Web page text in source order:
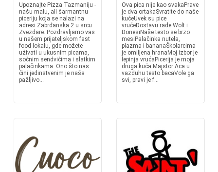
Upoznajte Pizza Tazmaniju -
našu malu, ali šarmantnu
piceriju koja se nalazi na
adresi Zabrđanska 2 u srcu
Zvezdare. Pozdravljamo vas
u našem prijateljskom fast
food lokalu, gde možete
uživati u ukusnim picama,
sočnim sendvičima i slatkim
palačinkama. Ono što nas
čini jedinstvenim je naša
pažljivo...
Ova pica nije kao svakaPrave
je dva ortakaSvratite do naše
kućeUvek su pice
vrućeDostavu rade Wolt i
DonesiNaše testo se brzo
mesiPalačinka nutela,
plazma i bananaŠkolarcima
je omiljena hranaMoj izbor je
lepinja vrućaPicerija je moja
druga kuća Majstor Aca u
vazduhu testo bacaVole ga
svi, pravi je f...